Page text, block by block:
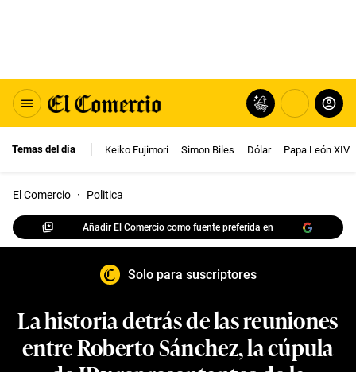
Temas del día Keiko Fujimori Simon Biles Dólar Papa León XIV
El Comercio · Politica
Añadir El Comercio como fuente preferida en
Solo para suscriptores
La historia detrás de las reuniones
entre Roberto Sánchez, la cúpula